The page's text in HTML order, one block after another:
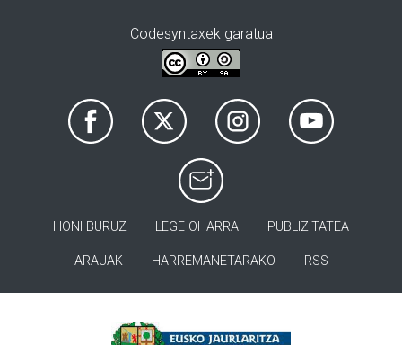
Codesyntaxek garatua
HONI BURUZ LEGE OHARRA PUBLIZITATEA
ARAUAK HARREMANETARAKO RSS